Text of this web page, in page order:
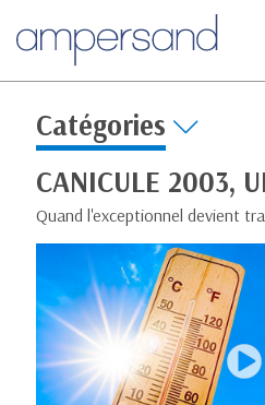
Catégories
CANICULE 2003,
Quand l'exceptionnel devient